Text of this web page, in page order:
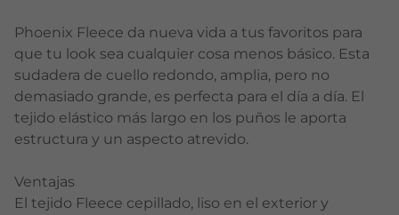
Phoenix Fleece da nueva vida a tus favoritos para
que tu look sea cualquier cosa menos básico. Esta
sudadera de cuello redondo, amplia, pero no
demasiado grande, es perfecta para el día a día. El
tejido elástico más largo en los puños le aporta
estructura y un aspecto atrevido.
Ventajas
El tejido Fleece cepillado, liso en el exterior y